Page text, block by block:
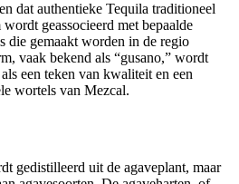
dat authentieke Tequila traditioneel
geassocieerd met bepaalde
die gemaakt worden in de regio
vaak bekend als “gusano,” wordt
een teken van kwaliteit en een
wortels van Mezcal.
gedistilleerd uit de agaveplant, maar